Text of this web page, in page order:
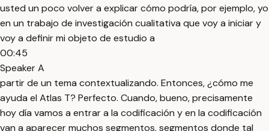
usted un poco volver a explicar cómo podría, por ejemplo, yo
en un trabajo de investigación cualitativa que voy a iniciar y
voy a definir mi objeto de estudio a
00:45
Speaker A
partir de un tema contextualizando. Entonces, ¿cómo me
ayuda el Atlas T? Perfecto. Cuando, bueno, precisamente
hoy día vamos a entrar a la codificación y en la codificación
van a aparecer muchos segmentos, segmentos donde tal